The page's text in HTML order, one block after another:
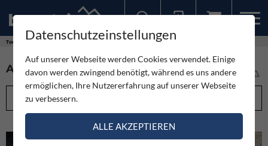
Touren
ALLE TOUREN IM ÜBERBLICK (5974)
FILTEROPTIONEN
Datenschutzeinstellungen
Auf unserer Webseite werden Cookies verwendet. Einige
davon werden zwingend benötigt, während es uns andere
ermöglichen, Ihre Nutzererfahrung auf unserer Webseite
zu verbessern.
ALLE AKZEPTIEREN